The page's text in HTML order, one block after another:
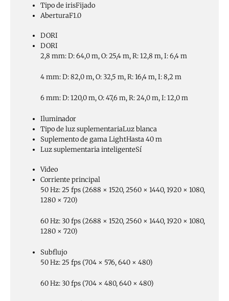
Tipo de irisFijado
AberturaF1.0
DORI
DORI
2,8 mm: D: 64,0 m, O: 25,4 m, R: 12,8 m, I: 6,4 m
4 mm: D: 82,0 m, O: 32,5 m, R: 16,4 m, I: 8,2 m
6 mm: D: 120,0 m, O: 47,6 m, R: 24,0 m, I: 12,0 m
Iluminador
Tipo de luz suplementariaLuz blanca
Suplemento de gama LightHasta 40 m
Luz suplementaria inteligenteSí
Video
Corriente principal
50 Hz: 25 fps (2688 × 1520, 2560 × 1440, 1920 × 1080,
1280 × 720)
60 Hz: 30 fps (2688 × 1520, 2560 × 1440, 1920 × 1080,
1280 × 720)
Subflujo
50 Hz: 25 fps (704 × 576, 640 × 480)
60 Hz: 30 fps (704 × 480, 640 × 480)